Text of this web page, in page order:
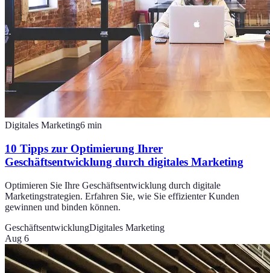
Digitales Marketing6 min
10 Tipps zur Optimierung Ihrer
Geschäftsentwicklung durch digitales Marketing
Optimieren Sie Ihre Geschäftsentwicklung durch digitale
Marketingstrategien. Erfahren Sie, wie Sie effizienter Kunden
gewinnen und binden können.
GeschäftsentwicklungDigitales Marketing
Aug 6